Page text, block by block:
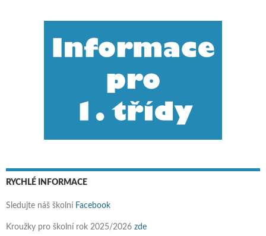
RYCHLÉ INFORMACE
Sledujte náš školní Facebook
Kroužky pro školní rok 2025/2026 zde